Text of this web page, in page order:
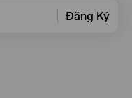
Đăng Ký